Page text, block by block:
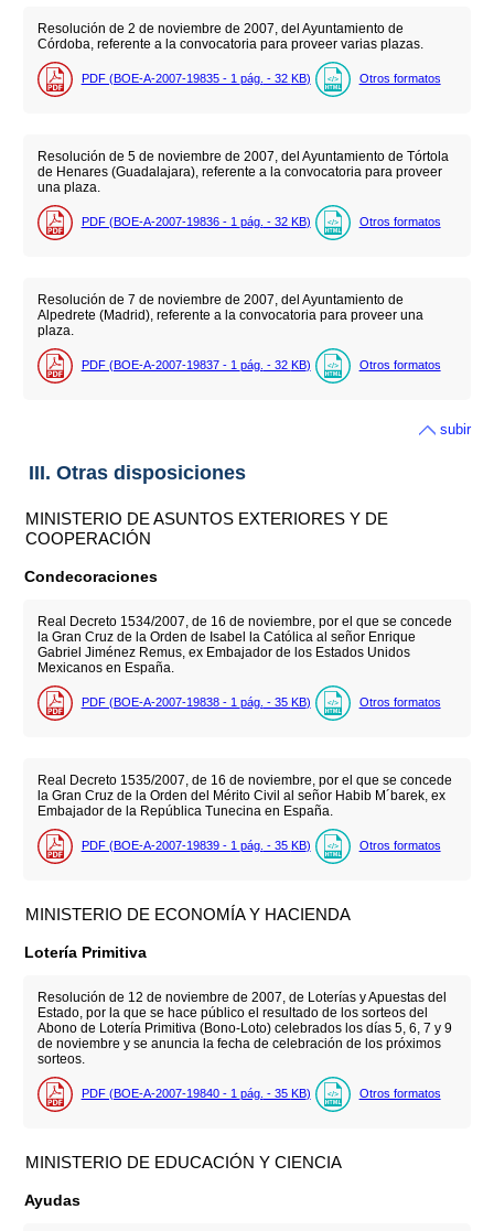
Resolución de 2 de noviembre de 2007, del Ayuntamiento de
Córdoba, referente a la convocatoria para proveer varias plazas.
PDF (BOE-A-2007-19835 - 1 pág. - 32 KB) Otros formatos
Resolución de 5 de noviembre de 2007, del Ayuntamiento de Tórtola
de Henares (Guadalajara), referente a la convocatoria para proveer
una plaza.
PDF (BOE-A-2007-19836 - 1 pág. - 32 KB) Otros formatos
Resolución de 7 de noviembre de 2007, del Ayuntamiento de
Alpedrete (Madrid), referente a la convocatoria para proveer una
plaza.
PDF (BOE-A-2007-19837 - 1 pág. - 32 KB) Otros formatos
subir
III. Otras disposiciones
MINISTERIO DE ASUNTOS EXTERIORES Y DE
COOPERACIÓN
Condecoraciones
Real Decreto 1534/2007, de 16 de noviembre, por el que se concede
la Gran Cruz de la Orden de Isabel la Católica al señor Enrique
Gabriel Jiménez Remus, ex Embajador de los Estados Unidos
Mexicanos en España.
PDF (BOE-A-2007-19838 - 1 pág. - 35 KB) Otros formatos
Real Decreto 1535/2007, de 16 de noviembre, por el que se concede
la Gran Cruz de la Orden del Mérito Civil al señor Habib M´barek, ex
Embajador de la República Tunecina en España.
PDF (BOE-A-2007-19839 - 1 pág. - 35 KB) Otros formatos
MINISTERIO DE ECONOMÍA Y HACIENDA
Lotería Primitiva
Resolución de 12 de noviembre de 2007, de Loterías y Apuestas del
Estado, por la que se hace público el resultado de los sorteos del
Abono de Lotería Primitiva (Bono-Loto) celebrados los días 5, 6, 7 y 9
de noviembre y se anuncia la fecha de celebración de los próximos
sorteos.
PDF (BOE-A-2007-19840 - 1 pág. - 35 KB) Otros formatos
MINISTERIO DE EDUCACIÓN Y CIENCIA
Ayudas